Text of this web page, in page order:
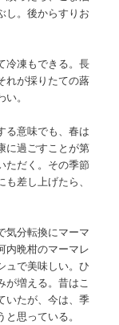
し。後からすりお
冷凍もできる。長
れが採りたての蕗
。
る意味でも、春は
に過ごすことが第
ただく。その季節
差し上げたら、
気分転換にマーマ
内晩柑のマーマレ
ュで美味しい。ひ
が増える。昔はこ
いたが、今は、季
思っている。